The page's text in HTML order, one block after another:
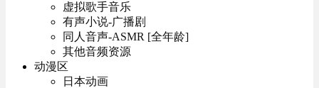
虚拟歌手音乐
有声小说-广播剧
同人音声-ASMR [全年龄]
其他音频资源
动漫区
日本动画